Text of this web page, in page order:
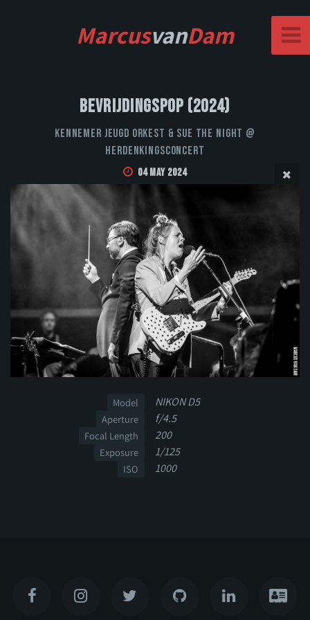
MarcusvanDam
Bevrijdingspop (2024)
Kennemer Jeugd Orkest & Sue the Night @
Herdenkingsconcert
04 May 2024
Model NIKON D5
Aperture f/4.5
Focal Length 200
Exposure 1/125
ISO 1000